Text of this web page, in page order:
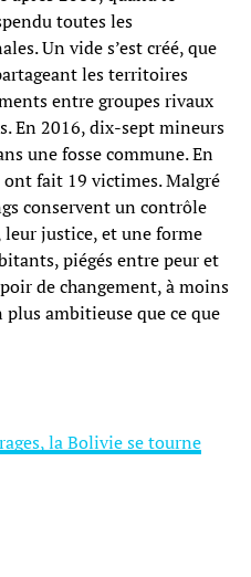
toutes les
Un vide s’est créé, que
les territoires
entre groupes rivaux
En 2016, dix-sept mineurs
une fosse commune. En
fait 19 victimes. Malgré
conservent un contrôle
justice, et une forme
piégés entre peur et
de changement, à moins
ambitieuse que ce que
la Bolivie se tourne